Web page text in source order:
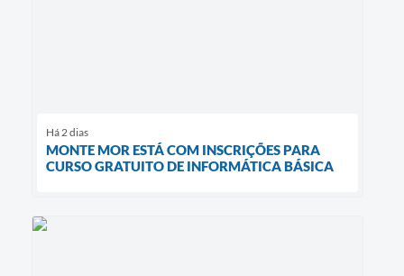
Há 2 dias
MONTE MOR ESTÁ COM INSCRIÇÕES PARA
CURSO GRATUITO DE INFORMÁTICA BÁSICA